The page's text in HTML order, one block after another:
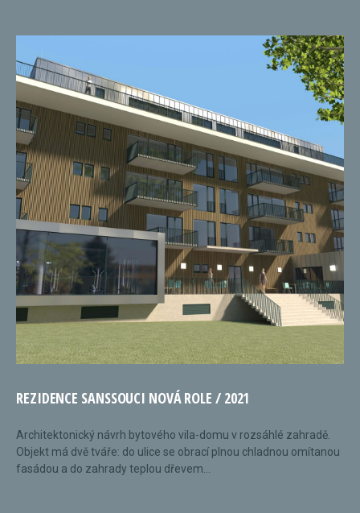
REZIDENCE SANSSOUCI NOVÁ ROLE / 2021
Architektonický návrh bytového vila-domu v rozsáhlé zahradě.
Objekt má dvě tváře: do ulice se obrací plnou chladnou omítanou
fasádou a do zahrady teplou dřevem...